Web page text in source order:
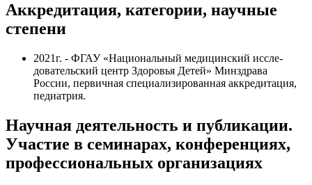
Аккредитация, категории, научные
степени
2021г. - ФГАУ «Национальный медицинский иссле­
довательский центр Здоровья Детей» Минздрава
России, первичная специализированная аккредитация,
педиатрия.
Научная деятельность и публикации.
Участие в семинарах, конференциях,
профессиональных организациях